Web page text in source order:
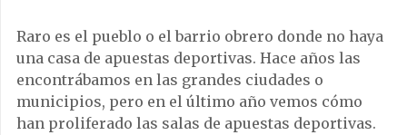
Raro es el pueblo o el barrio obrero donde no haya
una casa de apuestas deportivas. Hace años las
encontrábamos en las grandes ciudades o
municipios, pero en el último año vemos cómo
han proliferado las salas de apuestas deportivas.